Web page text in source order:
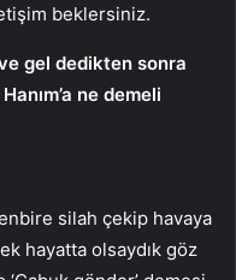
beklersiniz.
gel dedikten sonra
ne demeli
silah çekip havaya
hayatta olsaydık göz